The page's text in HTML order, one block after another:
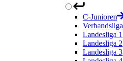
C-Junioren
Verbandsliga
Landesliga 1
Landesliga 2
Landesliga 3